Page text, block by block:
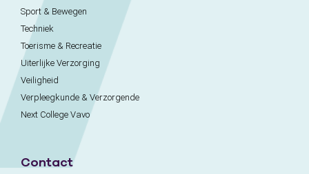
Sport & Bewegen
Techniek
Toerisme & Recreatie
Uiterlijke Verzorging
Veiligheid
Verpleegkunde & Verzorgende
Next College Vavo
Contact